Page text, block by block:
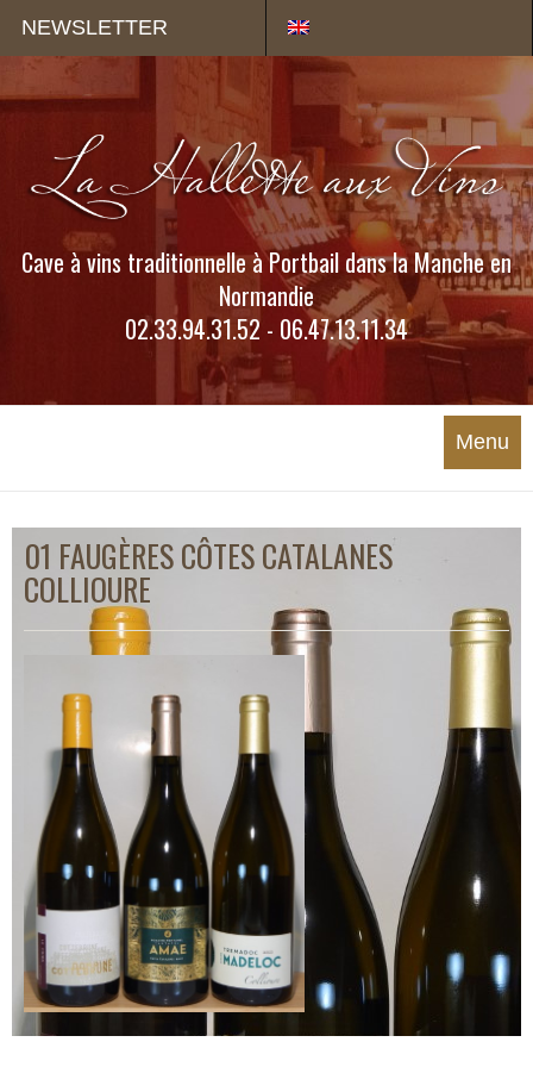
NEWSLETTER
Cave à vins traditionnelle à Portbail dans la Manche en
Normandie
02.33.94.31.52 - 06.47.13.11.34
Menu
01 FAUGÈRES CÔTES CATALANES
COLLIOURE
Panneau de gestion des cookies